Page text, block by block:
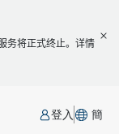
将正式终止。详情
登入 簡